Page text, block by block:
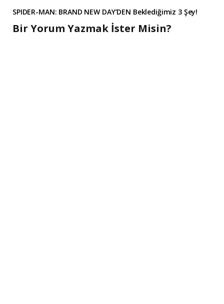
SPIDER-MAN: BRAND NEW DAY’DEN Beklediğimiz 3 Şey!
Bir Yorum Yazmak İster Misin?